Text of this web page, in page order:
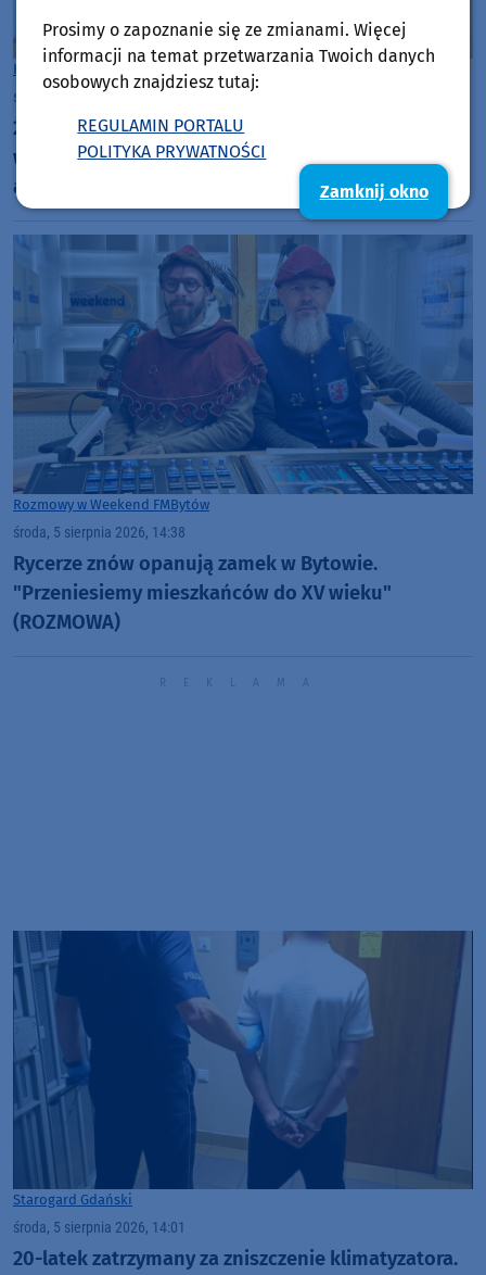
Kościerzyna
środa, 5 sierpnia 2026, 16:19
22-latek w Kościerzynie okradał automaty i
wrzutomaty. Mężczyzna trafił na trzy miesiące do
aresztu
Rozmowy w Weekend FMBytów
środa, 5 sierpnia 2026, 14:38
Rycerze znów opanują zamek w Bytowie.
"Przeniesiemy mieszkańców do XV wieku"
(ROZMOWA)
Starogard Gdański
środa, 5 sierpnia 2026, 14:01
20-latek zatrzymany za zniszczenie klimatyzatora.
Prosimy o zapoznanie się ze zmianami. Więcej
informacji na temat przetwarzania Twoich danych
osobowych znajdziesz tutaj:
REGULAMIN PORTALU
POLITYKA PRYWATNOŚCI
Zamknij okno